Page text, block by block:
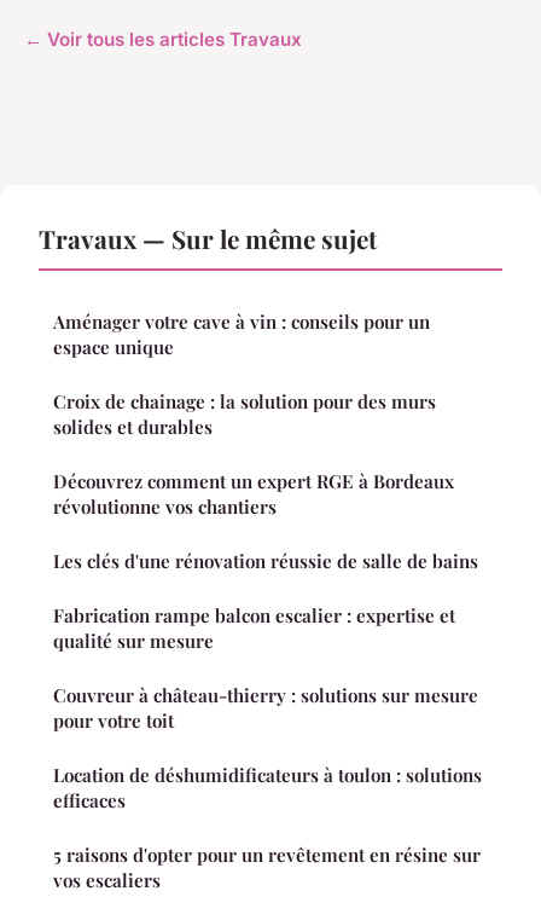
← Voir tous les articles Travaux
Travaux — Sur le même sujet
Aménager votre cave à vin : conseils pour un
espace unique
Croix de chainage : la solution pour des murs
solides et durables
Découvrez comment un expert RGE à Bordeaux
révolutionne vos chantiers
Les clés d'une rénovation réussie de salle de bains
Fabrication rampe balcon escalier : expertise et
qualité sur mesure
Couvreur à château-thierry : solutions sur mesure
pour votre toit
Location de déshumidificateurs à toulon : solutions
efficaces
5 raisons d'opter pour un revêtement en résine sur
vos escaliers